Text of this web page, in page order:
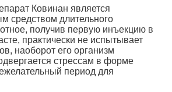
Ковинан является
средством длительного
получив первую инъекцию в
практически не испытывает
наоборот его организм
стрессам в форме
период для